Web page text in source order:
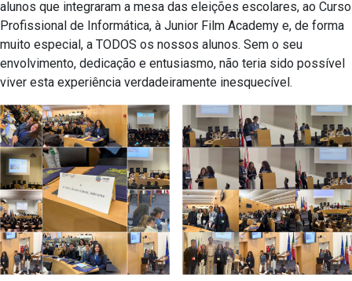
alunos que integraram a mesa das eleições escolares, ao Curso
Profissional de Informática, à Junior Film Academy e, de forma
muito especial, a TODOS os nossos alunos. Sem o seu
envolvimento, dedicação e entusiasmo, não teria sido possível
viver esta experiência verdadeiramente inesquecível.